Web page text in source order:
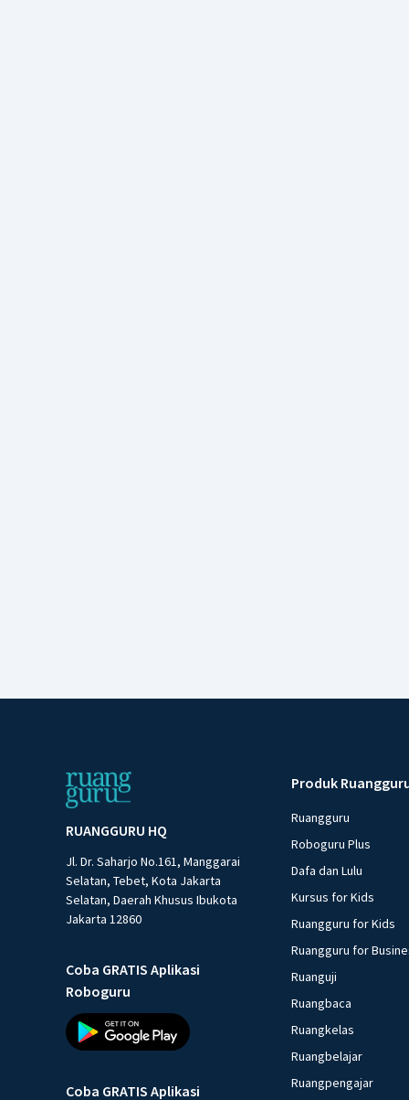
RUANGGURU HQ
Jl. Dr. Saharjo No.161, Manggarai
Selatan, Tebet, Kota Jakarta
Selatan, Daerah Khusus Ibukota
Jakarta 12860
Coba GRATIS Aplikasi
Roboguru
Coba GRATIS Aplikasi
Produk
Ruangguru
Roboguru Plus
Dafa dan Lulu
Kursus for Kids
Ruangguru for Kids
Ruangguru for
Ruanguji
Ruangbaca
Ruangkelas
Ruangbelajar
Ruangpengajar